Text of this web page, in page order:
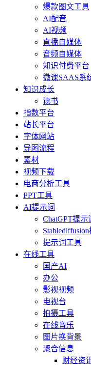
爆款图文工具
AI配音
AI视频
直播自媒体
音频自媒体
知识付费平台
微课SAAS系
知识成长
读书
指数平台
站长平台
字体网站
导图流程
素材
视频下载
电商分析工具
PPT工具
AI提示词
ChatGPT提示
提示词工具
在线工具
国产AI
办公
影视视频
电视台
拍摄工具
在线音乐
图片换背景
聚合信息
财经资